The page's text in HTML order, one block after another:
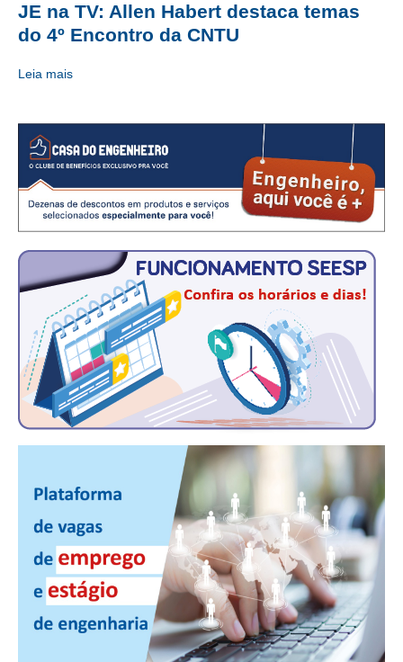
REVISÃO DE APOSENTADORIA
FGTS EXPURGOS
LEGISLAÇÃO
LEI 4.950-A/1966 – PISO SALARIAL
LEI 5.194/1966 – REGULAMENTAÇÃO DA PROFISSÃO
LEI 6.496/1977 – ART
RES 1.002/2002 – CÓDIGO DE ÉTICA
HOMOLOGAÇÕES
PISO SALARIAL
FIQUE POR DENTRO
CARREIRA
AUTÔNOMOS E SERVIÇOS
NEWSLETTER
JE na TV: Allen Habert destaca temas
do 4º Encontro da CNTU
Leia mais